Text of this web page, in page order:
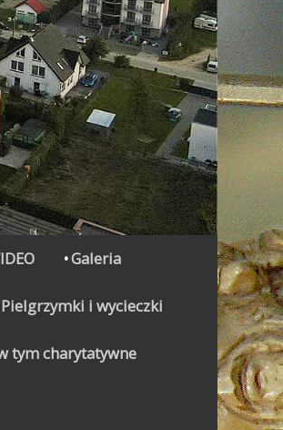
Galeria
Pielgrzymki i wycieczki
tym charytatywne